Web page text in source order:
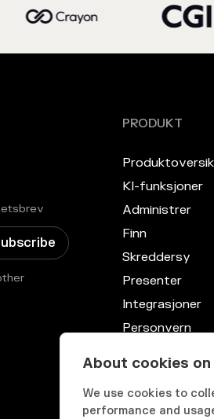
About cookies
We use cookies to
performance and
PRODUKT
KI-funksjoner
Administrer
Finn
Skreddersy
Presenter
Integrasjoner
Personvern